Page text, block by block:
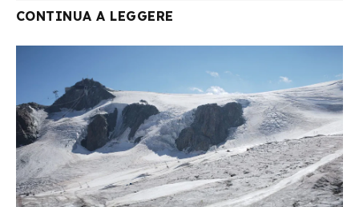
CONTINUA A LEGGERE